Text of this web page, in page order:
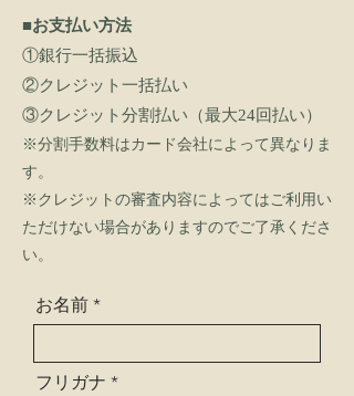
​■お支払い方法
①銀行一括振込
②クレジット一括払い
③クレジット分割払い（最大24回払い）
※分割手数料はカード会社によって異なりま
す。
※クレジットの審査内容によってはご利用い
ただけない場合がありますのでご了承くださ
い。
お名前
フリガナ